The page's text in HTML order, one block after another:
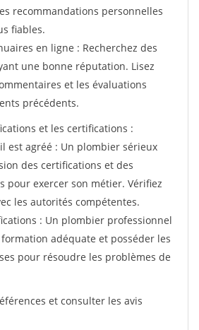
recommandations personnelles
fiables.
en ligne : Recherchez des
une bonne réputation. Lisez
et les évaluations
précédents.
et les certifications :
est agréé : Un plombier sérieux
des certifications et des
pour exercer son métier. Vérifiez
les autorités compétentes.
: Un plombier professionnel
adéquate et posséder les
pour résoudre les problèmes de
et consulter les avis